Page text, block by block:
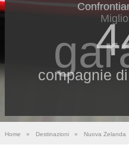
compagnie
Home » Destinazioni » Nuova Zelanda